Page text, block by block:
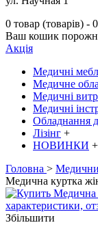
0 товар (товарів) -
Ваш кошик
Акція
Медичні
Медичне
Медичні
Медичні
Обладнання
Лізінг +
НОВИНКИ +
Головна >
Медична куртка
Збільшити